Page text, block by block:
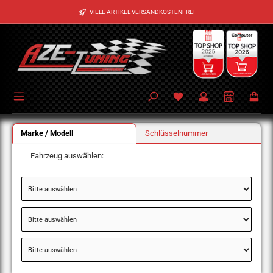
Zum Hauptinhalt springen VIELE ARTIKEL VERSANDKOSTENFREI
Marke / Modell Schlüsselnummer
Fahrzeug auswählen: